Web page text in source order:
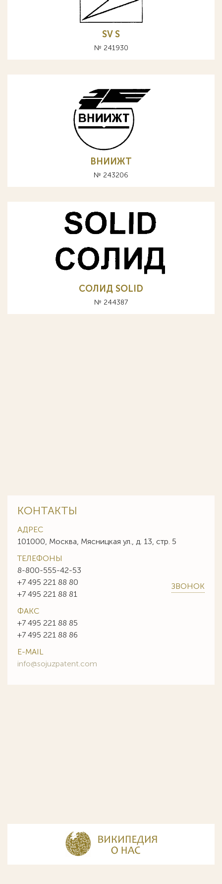
SV S
№ 241930
ВНИИЖТ
№ 243206
СОЛИД SOLID
№ 244387
КОНТАКТЫ
АДРЕС
101000, Москва, Мясницкая ул., д. 13, стр. 5
ТЕЛЕФОНЫ
8-800-555-42-53
+7 495 221 88 80
+7 495 221 88 81
ЗВОНОК
ФАКС
+7 495 221 88 85
+7 495 221 88 86
E-MAIL
info@sojuzpatent.com